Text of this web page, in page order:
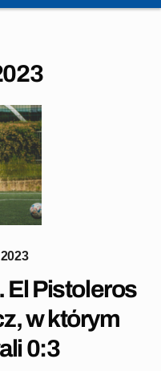
El Pistoleros
w którym
0:3